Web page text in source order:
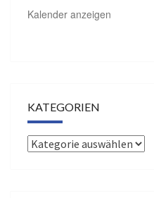
Kalender anzeigen
KATEGORIEN
Kategorien